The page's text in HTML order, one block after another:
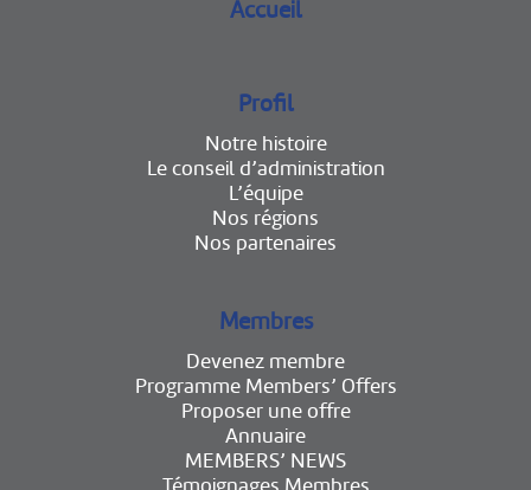
Accueil
Profil
Notre histoire
Le conseil d’administration
L’équipe
Nos régions
Nos partenaires
Membres
Devenez membre
Programme Members’ Offers
Proposer une offre
Annuaire
MEMBERS’ NEWS